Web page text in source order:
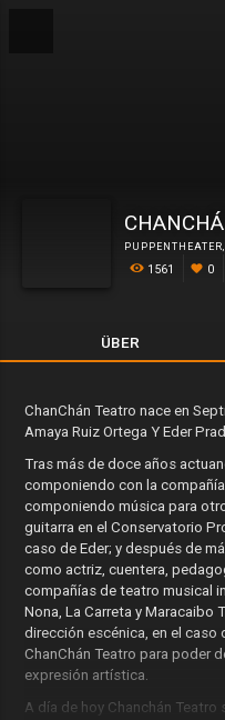
PUPPENTHEATER,
1561 0
ÜBER
ChanChán Teatro nace en
Amaya Ruiz Ortega Y Eder
Tras más de doce años
componiendo con la
componiendo música para
guitarra en el Conservatorio
caso de Eder; y después de
como actriz, cuentera,
compañías de teatro musical
Nona, La Carreta y Maracaibo
dirección escénica, en el caso
ChanChán Teatro para poder
expresión artística.
A día de hoy Chanchán